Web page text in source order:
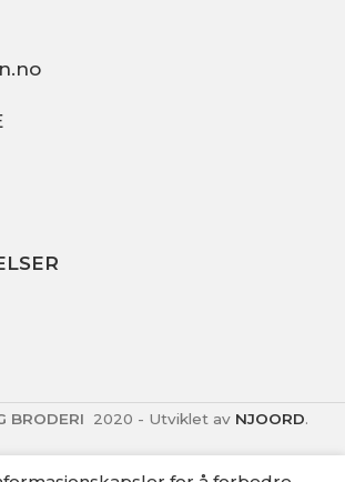
BRODERI 2020 - Utviklet av NJOORD.